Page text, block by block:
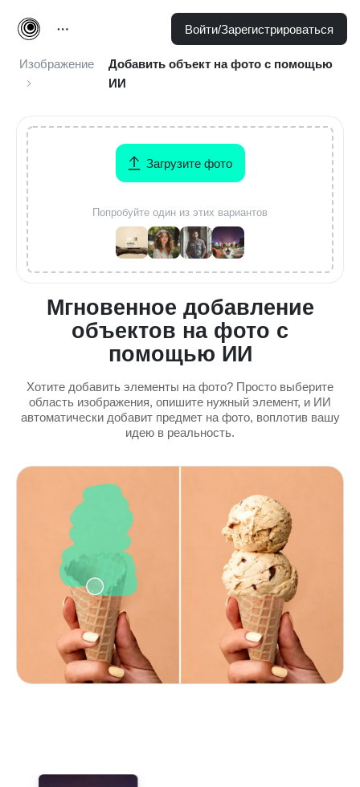
Войти/Зарегистрироваться
Изображение
Добавить объект на фото с помощью
ИИ
Мгновенное добавление
объектов на фото с
помощью ИИ
Хотите добавить элементы на фото? Просто выберите
область изображения, опишите нужный элемент, и ИИ
автоматически добавит предмет на фото, воплотив вашу
идею в реальность.
Загрузите фото
Попробуйте один из этих вариантов